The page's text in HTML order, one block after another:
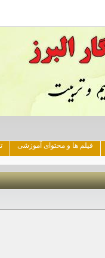
فیلم ها و محتوای آموزشی